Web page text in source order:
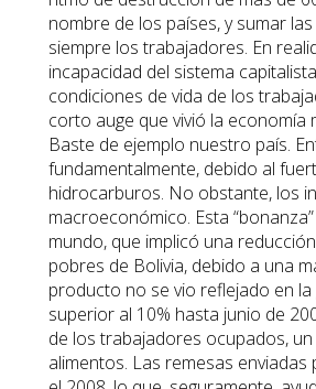
nombre de los países, y sumar
siempre los trabajadores. En
incapacidad del sistema
condiciones de vida de los
corto auge que vivió la economía
Baste de ejemplo nuestro país.
fundamentalmente, debido al
hidrocarburos. No obstante, los
macroeconómico. Esta
mundo, que implicó una
pobres de Bolivia, debido a una
producto no se vio reflejado en
superior al 10% hasta junio de
de los trabajadores ocupados,
alimentos. Las remesas